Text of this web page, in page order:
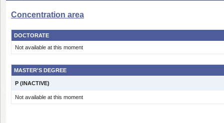
Concentration area
DOCTORATE
Not available at this moment
MASTER'S DEGREE
P (INACTIVE)
Not available at this moment